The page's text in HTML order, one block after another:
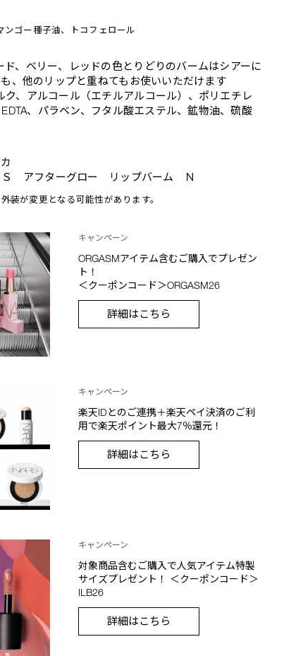
ンゴー種子油、トコフェロール
ド、ベリー、レッドの色とりどりのバームはシアーに
、他のリップと重ねてもお使いいただけます
ク、アルコール（エチルアルコール）、ポリエチレ
、パラベン、フタル酸エステル、鉱物油、硫酸
Ｓ アフターグロー リップバーム Ｎ
装が変更となる可能性があります。
キャンペーン
ORGASMアイテム含むご購入でプレゼン
ト！
＜クーポンコード＞ORGASM26
詳細はこちら
キャンペーン
楽天IDとのご連携＋楽天ペイ決済のご利
用で楽天ポイント最大7％還元！
詳細はこちら
キャンペーン
対象商品含むご購入で人気アイテム特製
サイズプレゼント！ ＜クーポンコード＞
ILB26
詳細はこちら